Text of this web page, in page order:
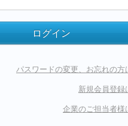
パスワードの変更、お忘れの方
新規会員登録
企業のご担当者様